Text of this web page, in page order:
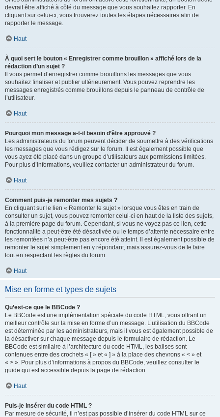
devrait être affiché à côté du message que vous souhaitez rapporter. En
cliquant sur celui-ci, vous trouverez toutes les étapes nécessaires afin de
rapporter le message.
Haut
À quoi sert le bouton « Enregistrer comme brouillon » affiché lors de la
rédaction d’un sujet ?
Il vous permet d’enregistrer comme brouillons les messages que vous
souhaitez finaliser et publier ultérieurement. Vous pouvez reprendre les
messages enregistrés comme brouillons depuis le panneau de contrôle de
l’utilisateur.
Haut
Pourquoi mon message a-t-il besoin d’être approuvé ?
Les administrateurs du forum peuvent décider de soumettre à des vérifications
les messages que vous rédigez sur le forum. Il est également possible que
vous ayez été placé dans un groupe d’utilisateurs aux permissions limitées.
Pour plus d’informations, veuillez contacter un administrateur du forum.
Haut
Comment puis-je remonter mes sujets ?
En cliquant sur le lien « Remonter le sujet » lorsque vous êtes en train de
consulter un sujet, vous pouvez remonter celui-ci en haut de la liste des sujets,
à la première page du forum. Cependant, si vous ne voyez pas ce lien, cette
fonctionnalité a peut-être été désactivée ou le temps d’attente nécessaire entre
les remontées n’a peut-être pas encore été atteint. Il est également possible de
remonter le sujet simplement en y répondant, mais assurez-vous de le faire
tout en respectant les règles du forum.
Haut
Mise en forme et types de sujets
Qu’est-ce que le BBCode ?
Le BBCode est une implémentation spéciale du code HTML, vous offrant un
meilleur contrôle sur la mise en forme d’un message. L’utilisation du BBCode
est déterminée par les administrateurs, mais il vous est également possible de
la désactiver sur chaque message depuis le formulaire de rédaction. Le
BBCode est similaire à l’architecture du code HTML, les balises sont
contenues entre des crochets « [ » et « ] » à la place des chevrons « < » et
« > ». Pour plus d’informations à propos du BBCode, veuillez consulter le
guide qui est accessible depuis la page de rédaction.
Haut
Puis-je insérer du code HTML ?
Par mesure de sécurité, il n’est pas possible d’insérer du code HTML sur ce